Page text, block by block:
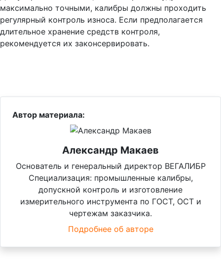
максимально точными, калибры должны проходить
регулярный контроль износа. Если предполагается
длительное хранение средств контроля,
рекомендуется их законсервировать.
Автор материала:
Александр Макаев
Основатель и генеральный директор ВЕГАЛИБР
Специализация: промышленные калибры,
допускной контроль и изготовление
измерительного инструмента по ГОСТ, ОСТ и
чертежам заказчика.
Подробнее об авторе